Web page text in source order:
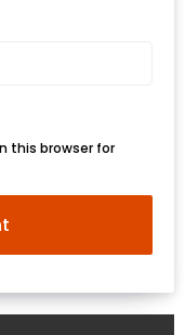
this browser for